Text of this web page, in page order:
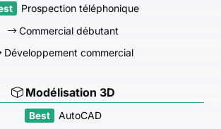
Prospection téléphonique
Commercial débutant
Développement commercial
Modélisation 3D
AutoCAD